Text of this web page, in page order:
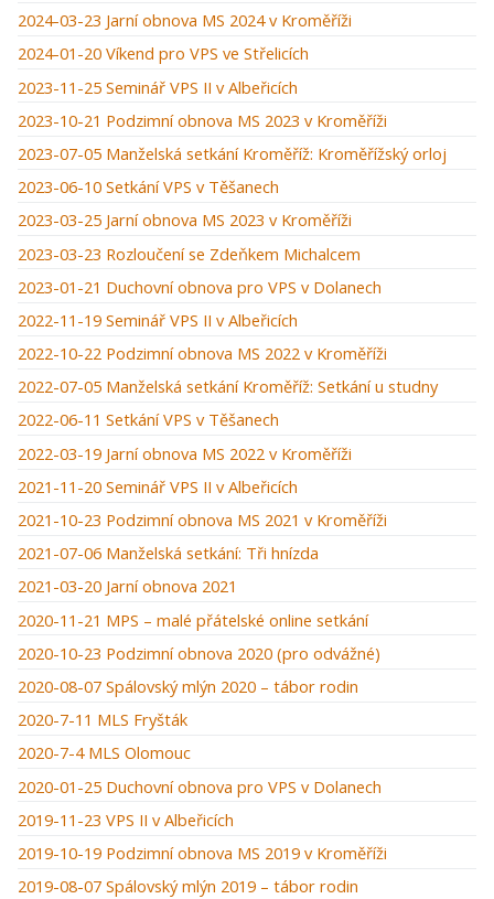
2024-03-23 Jarní obnova MS 2024 v Kroměříži
2024-01-20 Víkend pro VPS ve Střelicích
2023-11-25 Seminář VPS II v Albeřicích
2023-10-21 Podzimní obnova MS 2023 v Kroměříži
2023-07-05 Manželská setkání Kroměříž: Kroměřížský orloj
2023-06-10 Setkání VPS v Těšanech
2023-03-25 Jarní obnova MS 2023 v Kroměříži
2023-03-23 Rozloučení se Zdeňkem Michalcem
2023-01-21 Duchovní obnova pro VPS v Dolanech
2022-11-19 Seminář VPS II v Albeřicích
2022-10-22 Podzimní obnova MS 2022 v Kroměříži
2022-07-05 Manželská setkání Kroměříž: Setkání u studny
2022-06-11 Setkání VPS v Těšanech
2022-03-19 Jarní obnova MS 2022 v Kroměříži
2021-11-20 Seminář VPS II v Albeřicích
2021-10-23 Podzimní obnova MS 2021 v Kroměříži
2021-07-06 Manželská setkání: Tři hnízda
2021-03-20 Jarní obnova 2021
2020-11-21 MPS – malé přátelské online setkání
2020-10-23 Podzimní obnova 2020 (pro odvážné)
2020-08-07 Spálovský mlýn 2020 – tábor rodin
2020-7-11 MLS Fryšták
2020-7-4 MLS Olomouc
2020-01-25 Duchovní obnova pro VPS v Dolanech
2019-11-23 VPS II v Albeřicích
2019-10-19 Podzimní obnova MS 2019 v Kroměříži
2019-08-07 Spálovský mlýn 2019 – tábor rodin